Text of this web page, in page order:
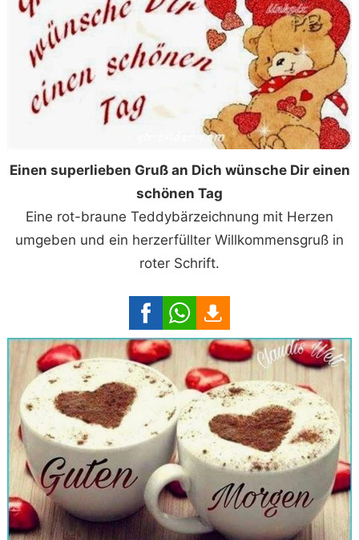
Einen superlieben Gruß an Dich wünsche Dir einen
schönen Tag
Eine rot-braune Teddybärzeichnung mit Herzen
umgeben und ein herzerfüllter Willkommensgruß in
roter Schrift.